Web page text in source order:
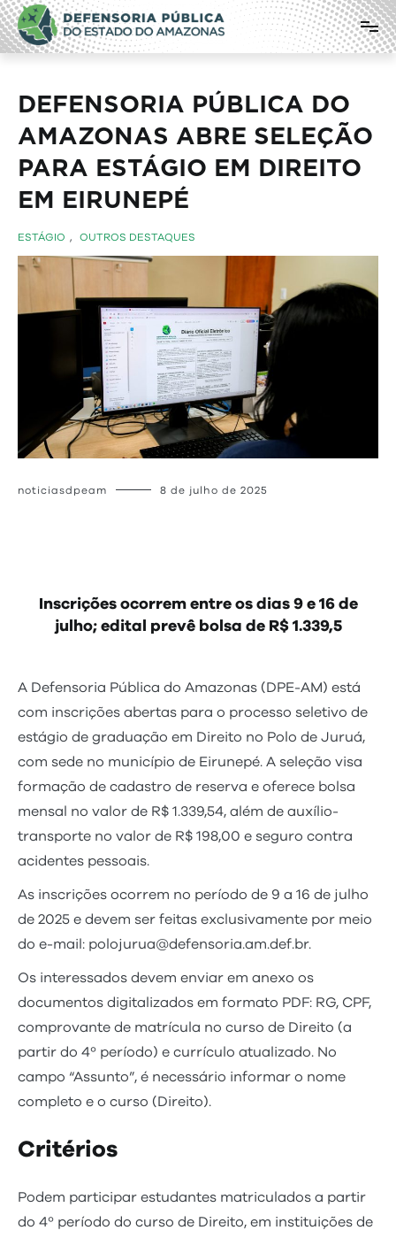
Pular
para
o
conteúdo
Defensoria Pública do Estado do
Amazonas
DEFENSORIA PÚBLICA DO
AMAZONAS ABRE SELEÇÃO
PARA ESTÁGIO EM DIREITO
EM EIRUNEPÉ
ESTÁGIO , OUTROS DESTAQUES
noticiasdpeam 8 de julho de 2025
Inscrições ocorrem entre os dias 9 e 16 de
julho; edital prevê bolsa de R$ 1.339,5
A Defensoria Pública do Amazonas (DPE-AM) está
com inscrições abertas para o processo seletivo de
estágio de graduação em Direito no Polo de Juruá,
com sede no município de Eirunepé. A seleção visa
formação de cadastro de reserva e oferece bolsa
mensal no valor de R$ 1.339,54, além de auxílio-
transporte no valor de R$ 198,00 e seguro contra
acidentes pessoais.
As inscrições ocorrem no período de 9 a 16 de julho
de 2025 e devem ser feitas exclusivamente por meio
do e-mail: polojurua@defensoria.am.def.br.
Os interessados devem enviar em anexo os
documentos digitalizados em formato PDF: RG, CPF,
comprovante de matrícula no curso de Direito (a
partir do 4º período) e currículo atualizado. No
campo “Assunto”, é necessário informar o nome
completo e o curso (Direito).
Critérios
Podem participar estudantes matriculados a partir
do 4º período do curso de Direito, em instituições de